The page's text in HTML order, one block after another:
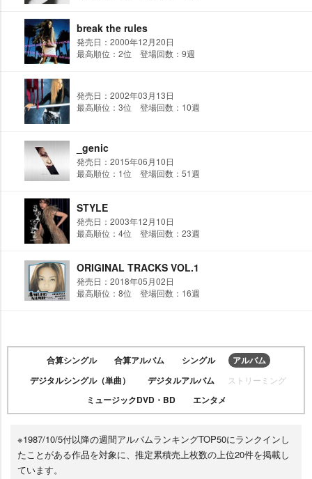
break the rules
発売日：2000年12月20日
最高順位：2位 登場回数：9週
発売日：2002年03月13日
最高順位：3位 登場回数：10週
_genic
発売日：2015年06月10日
最高順位：1位 登場回数：51週
STYLE
発売日：2003年12月10日
最高順位：4位 登場回数：23週
ORIGINAL TRACKS VOL.1
発売日：2018年05月02日
最高順位：8位 登場回数：16週
合算シングル 合算アルバム シングル
アルバム
デジタルシングル（単曲）
デジタルアルバム ストリーミング
ミュージックDVD・BD エンタメ
※1987/10/5付以降の週間アルバムランキングTOP50にランクインし
たことがある作品を対象に、推定累積売上枚数の上位20件を掲載し
ています。